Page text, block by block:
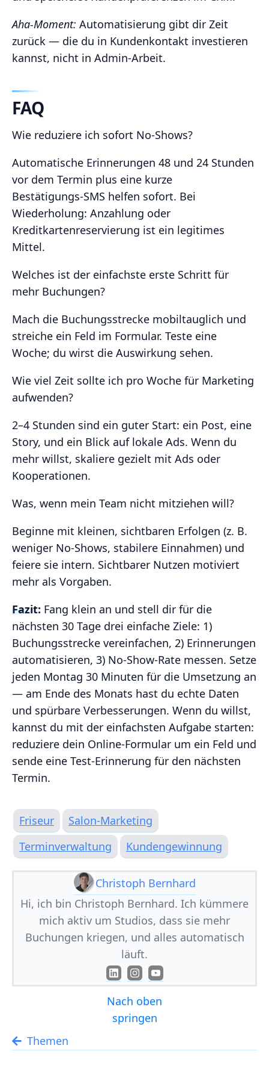
Aha‑Moment: Automatisierung gibt dir Zeit
zurück — die du in Kundenkontakt investieren
kannst, nicht in Admin‑Arbeit.
FAQ
Wie reduziere ich sofort No‑Shows?
Automatische Erinnerungen 48 und 24 Stunden
vor dem Termin plus eine kurze
Bestätigungs‑SMS helfen sofort. Bei
Wiederholung: Anzahlung oder
Kreditkartenreservierung ist ein legitimes
Mittel.
Welches ist der einfachste erste Schritt für
mehr Buchungen?
Mach die Buchungsstrecke mobiltauglich und
streiche ein Feld im Formular. Teste eine
Woche; du wirst die Auswirkung sehen.
Wie viel Zeit sollte ich pro Woche für Marketing
aufwenden?
2–4 Stunden sind ein guter Start: ein Post, eine
Story, und ein Blick auf lokale Ads. Wenn du
mehr willst, skaliere gezielt mit Ads oder
Kooperationen.
Was, wenn mein Team nicht mitziehen will?
Beginne mit kleinen, sichtbaren Erfolgen (z. B.
weniger No‑Shows, stabilere Einnahmen) und
feiere sie intern. Sichtbarer Nutzen motiviert
mehr als Vorgaben.
Fazit: Fang klein an und stell dir für die
nächsten 30 Tage drei einfache Ziele: 1)
Buchungsstrecke vereinfachen, 2) Erinnerungen
automatisieren, 3) No‑Show‑Rate messen. Setze
jeden Montag 30 Minuten für die Umsetzung an
— am Ende des Monats hast du echte Daten
und spürbare Verbesserungen. Wenn du willst,
kannst du mit der einfachsten Aufgabe starten:
reduziere dein Online‑Formular um ein Feld und
sende eine Test‑Erinnerung für den nächsten
Termin.
Friseur
Salon-Marketing
Terminverwaltung
Kundengewinnung
Christoph Bernhard
Hi, ich bin Christoph Bernhard. Ich kümmere
mich aktiv um Studios, dass sie mehr
Buchungen kriegen, und alles automatisch
läuft.